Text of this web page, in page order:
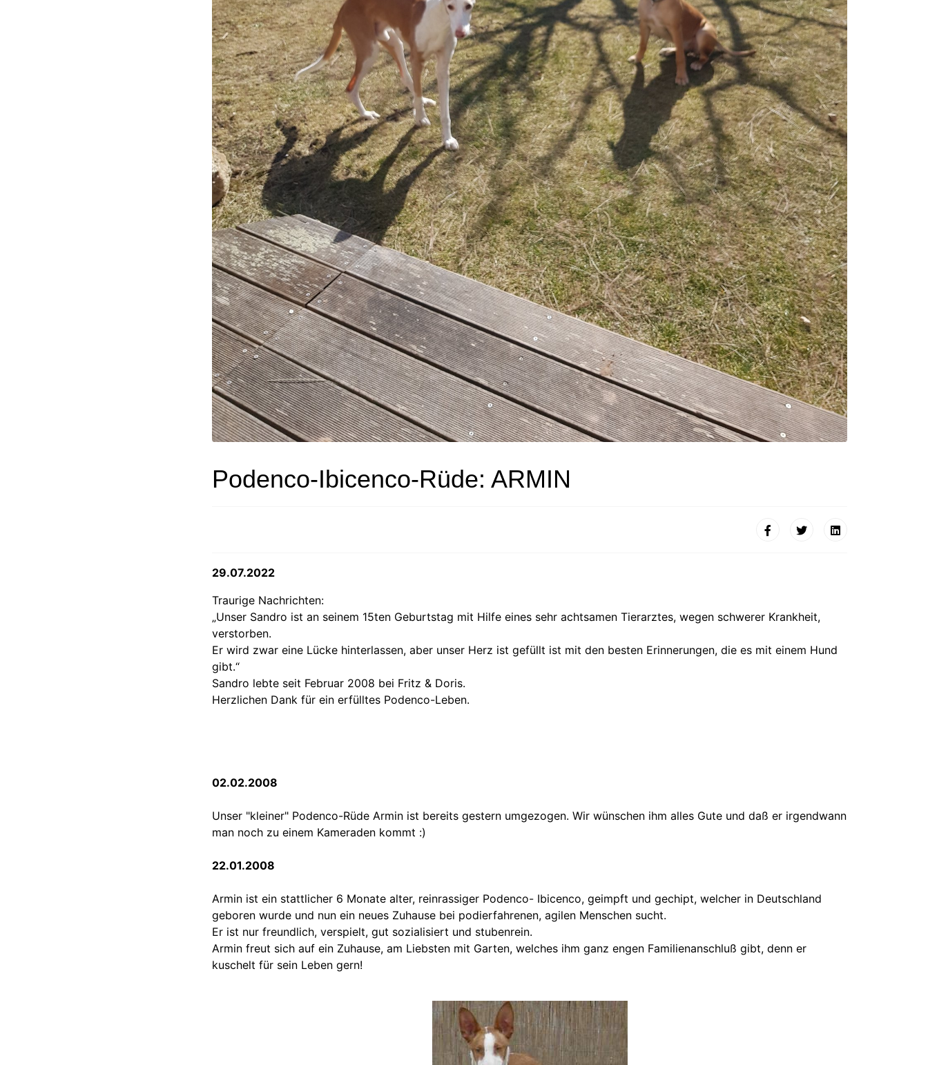
Podenco-Ibicenco-Rüde: ARMIN
29.07.2022
Traurige Nachrichten:
„Unser Sandro ist an seinem 15ten Geburtstag mit Hilfe eines sehr achtsamen Tierarztes, wegen schwerer Krankheit,
verstorben.
Er wird zwar eine Lücke hinterlassen, aber unser Herz ist gefüllt ist mit den besten Erinnerungen, die es mit einem Hund
gibt.“
Sandro lebte seit Februar 2008 bei Fritz & Doris.
Herzlichen Dank für ein erfülltes Podenco-Leben.
02.02.2008
Unser "kleiner" Podenco-Rüde Armin ist bereits gestern umgezogen. Wir wünschen ihm alles Gute und daß er irgendwann
man noch zu einem Kameraden kommt :)
22.01.2008
Armin ist ein stattlicher 6 Monate alter, reinrassiger Podenco- Ibicenco, geimpft und gechipt, welcher in Deutschland
geboren wurde und nun ein neues Zuhause bei podierfahrenen, agilen Menschen sucht.
Er ist nur freundlich, verspielt, gut sozialisiert und stubenrein.
Armin freut sich auf ein Zuhause, am Liebsten mit Garten, welches ihm ganz engen Familienanschluß gibt, denn er
kuschelt für sein Leben gern!